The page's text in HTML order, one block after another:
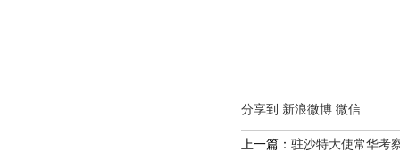
分享到 新浪微博 微信
上一篇： 驻沙特大使常华考